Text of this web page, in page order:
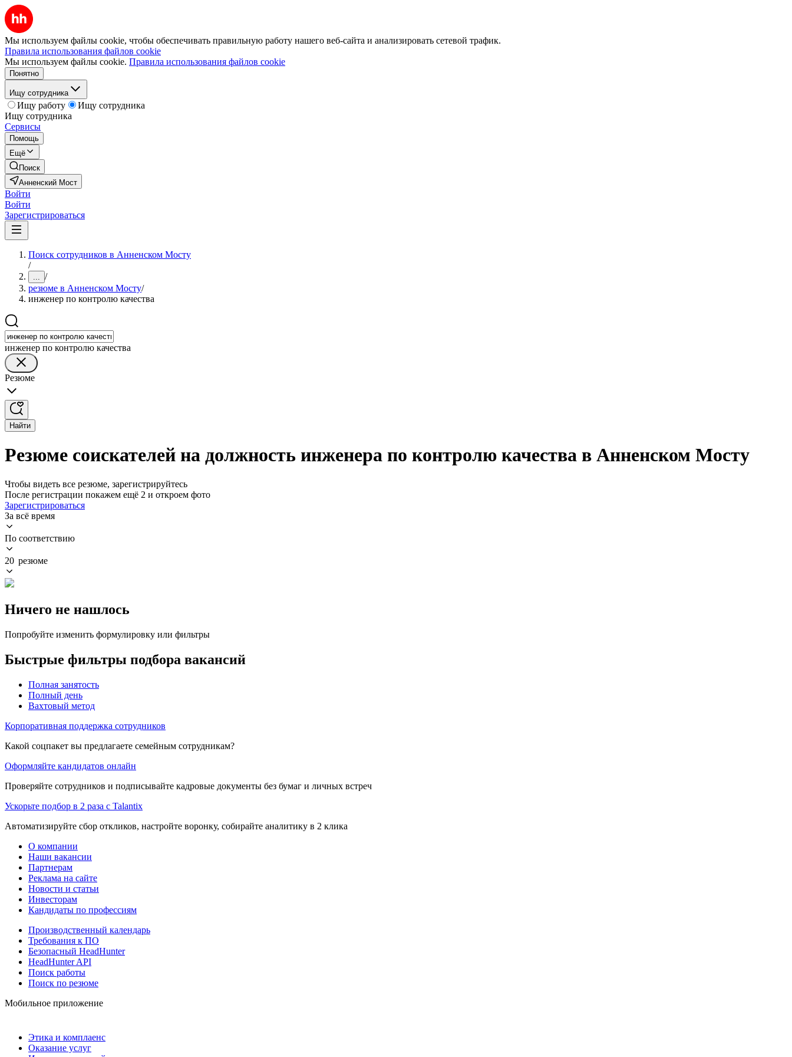
Мы используем файлы cookie, чтобы обеспечивать правильную работу нашего веб-сайта и анализировать сетевой трафик.
Правила использования файлов cookie
Мы используем файлы cookie. Правила использования файлов cookie
Понятно
Ищу сотрудника
Ищу работу
Ищу сотрудника
Ищу сотрудника
Сервисы
Помощь
Ещё
Поиск
Анненский Мост
Войти
Войти
Зарегистрироваться
Поиск сотрудников в Анненском Мосту
/
... /
резюме в Анненском Мосту/
инженер по контролю качества
инженер по контролю качества
Резюме
Найти
Резюме соискателей на должность инженера по контролю качества в Анненском Мосту
Чтобы видеть все резюме, зарегистрируйтесь
После регистрации покажем ещё 2 и откроем фото
Зарегистрироваться
За всё время
По соответствию
20 резюме
Ничего не нашлось
Попробуйте изменить формулировку или фильтры
Быстрые фильтры подбора вакансий
Полная занятость
Полный день
Вахтовый метод
Корпоративная поддержка сотрудников
Какой соцпакет вы предлагаете семейным сотрудникам?
Оформляйте кандидатов онлайн
Проверяйте сотрудников и подписывайте кадровые документы без бумаг и личных встреч
Ускорьте подбор в 2 раза с Talantix
Автоматизируйте сбор откликов, настройте воронку, собирайте аналитику в 2 клика
О компании
Наши вакансии
Партнерам
Реклама на сайте
Новости и статьи
Инвесторам
Кандидаты по профессиям
Производственный календарь
Требования к ПО
Безопасный HeadHunter
HeadHunter API
Поиск работы
Поиск по резюме
Мобильное приложение
Этика и комплаенс
Оказание услуг